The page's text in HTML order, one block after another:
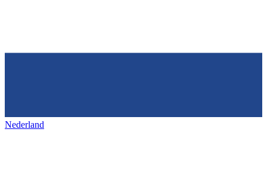
Nederland